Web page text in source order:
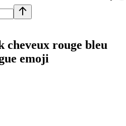
cheveux rouge bleu
emoji